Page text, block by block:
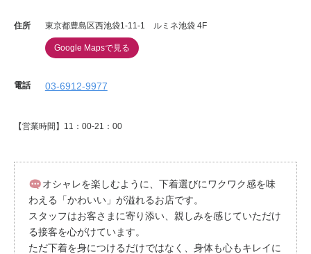
公式アプリ
SNSアカウント一覧
プレゼント・キャンペーン
住所 東京都豊島区西池袋1-11-1 ルミネ池袋 4F
Google Mapsで見る
電話 03-6912-9977
【営業時間】11：00-21：00
オシャレを楽しむように、下着選びにワクワク感を味
わえる「かわいい」が溢れるお店です。
スタッフはお客さまに寄り添い、親しみを感じていただけ
る接客を心がけています。
ただ下着を身につけるだけではなく、身体も心もキレイに